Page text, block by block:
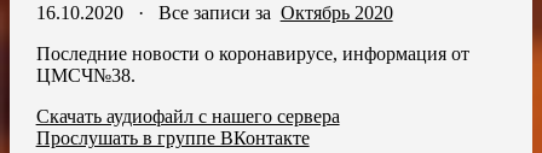
16.10.2020· Все записи за Октябрь 2020
Последние новости о коронавирусе, информация от
ЦМСЧ№38.
Скачать аудиофайл с нашего сервера
Прослушать в группе ВКонтакте